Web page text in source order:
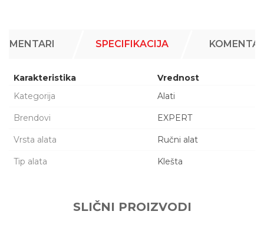
SPECIFIKACIJA
Karakteristika
Vrednost
Kategorija
Alati
Brendovi EXPERT
Vrsta alata Ručni alat
Tip alata Klešta
SLIČNI PROIZVODI